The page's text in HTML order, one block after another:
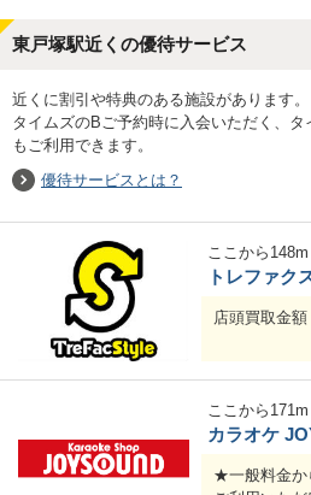
東戸塚駅近くの優待サービス
近くに割引や特典のある施設があります。
タイムズのBご予約時に入会いただく、
もご利用できます。
優待サービスとは？
ここから 148m
トレファク
店頭買取金額
ここから 171m
★一般料金か